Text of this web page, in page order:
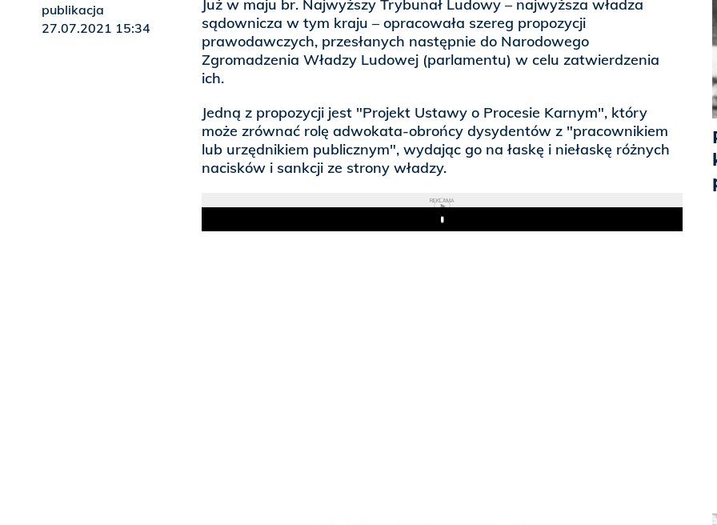
Już w maju br. Najwyższy Trybunał Ludowy – najwyższa władza
sądownicza w tym kraju – opracowała szereg propozycji
prawodawczych, przesłanych następnie do Narodowego
Zgromadzenia Władzy Ludowej (parlamentu) w celu zatwierdzenia
ich.
Jedną z propozycji jest "Projekt Ustawy o Procesie Karnym", który
może zrównać rolę adwokata-obrońcy dysydentów z "pracownikiem
lub urzędnikiem publicznym", wydając go na łaskę i niełaskę różnych
nacisków i sankcji ze strony władzy.
REKLAMA
Play
publikacja
27.07.2021 15:34